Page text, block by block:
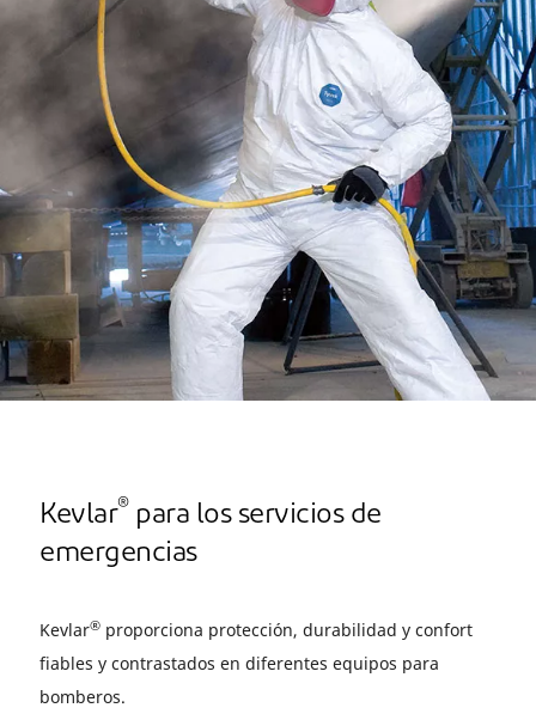
Kevlar® para los servicios de
emergencias
Kevlar® proporciona protección, durabilidad y confort
fiables y contrastados en diferentes equipos para
bomberos.